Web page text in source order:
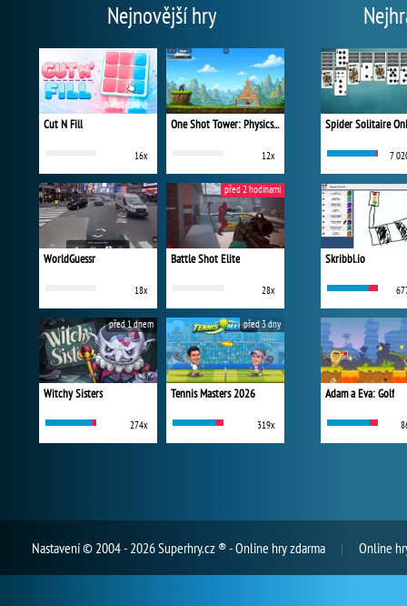
Nejnovější hry
Cut N Fill
16x
One Shot Tower: Physics Destroyer
12x
WorldGuessr
18x
Battle Shot Elite
28x
před 2 hodinami
Witchy Sisters
274x
před 1 dnem
Tennis Masters 2026
319x
před 3 dny
Spider Solitaire
7
Skribbl.io
Adam a Eva: Golf
Nastavení© 2004 - 2026 Superhry.cz ® - Online hry zdarma Online